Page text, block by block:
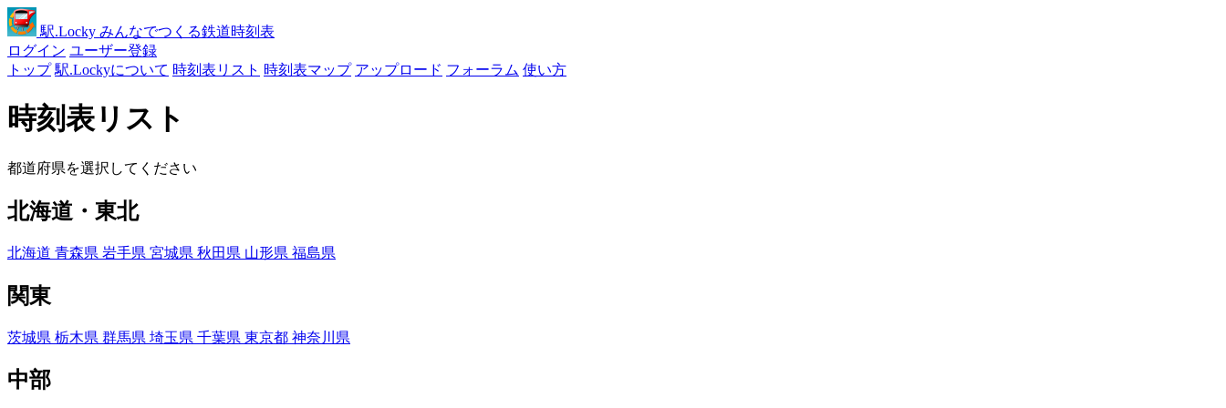
駅.Locky みんなでつくる鉄道時刻表
ログイン ユーザー登録
トップ 駅.Lockyについて 時刻表リスト 時刻表マップ アップロード フォーラム 使い方
時刻表リスト
都道府県を選択してください
北海道・東北
北海道 青森県 岩手県 宮城県 秋田県 山形県 福島県
関東
茨城県 栃木県 群馬県 埼玉県 千葉県 東京都 神奈川県
中部